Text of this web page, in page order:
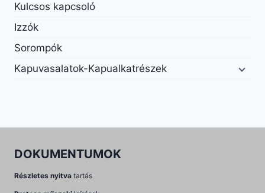
Kulcsos kapcsoló
Izzók
Sorompók
Kapuvasalatok-Kapualkatrészek
DOKUMENTUMOK
Részletes nyitva tartás